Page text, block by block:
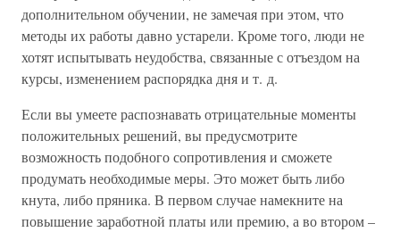
дополнительном обучении, не замечая при этом, что
методы их работы давно устарели. Кроме того, люди не
хотят испытывать неудобства, связанные с отъездом на
курсы, изменением распорядка дня и т. д.
Если вы умеете распознавать отрицательные моменты
положительных решений, вы предусмотрите
возможность подобного сопротивления и сможете
продумать необходимые меры. Это может быть либо
кнута, либо пряника. В первом случае намекните на
повышение заработной платы или премию, а во втором –